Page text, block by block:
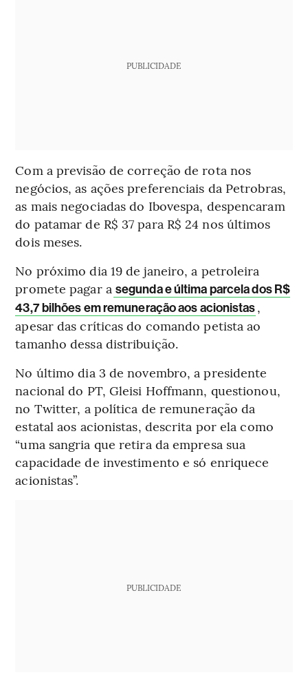
PUBLICIDADE
Com a previsão de correção de rota nos
negócios, as ações preferenciais da Petrobras,
as mais negociadas do Ibovespa, despencaram
do patamar de R$ 37 para R$ 24 nos últimos
dois meses.
No próximo dia 19 de janeiro, a petroleira
promete pagar a segunda e última parcela dos R$
43,7 bilhões em remuneração aos acionistas,
apesar das críticas do comando petista ao
tamanho dessa distribuição.
No último dia 3 de novembro, a presidente
nacional do PT, Gleisi Hoffmann, questionou,
no Twitter, a política de remuneração da
estatal aos acionistas, descrita por ela como
“uma sangria que retira da empresa sua
capacidade de investimento e só enriquece
acionistas”.
PUBLICIDADE